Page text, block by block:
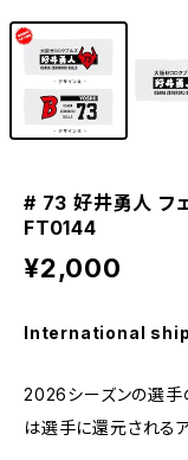
# 73 好井勇人 フ
FT0144
¥2,000
International
2026シーズンの選手
は選手に還元されるア